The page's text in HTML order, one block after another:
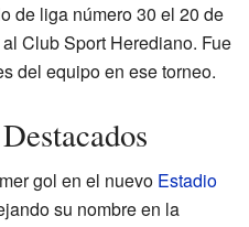
de liga número 30 el 20 de
Club Sport Herediano. Fue
del equipo en ese torneo.
gol en el nuevo Estadio
su nombre en la